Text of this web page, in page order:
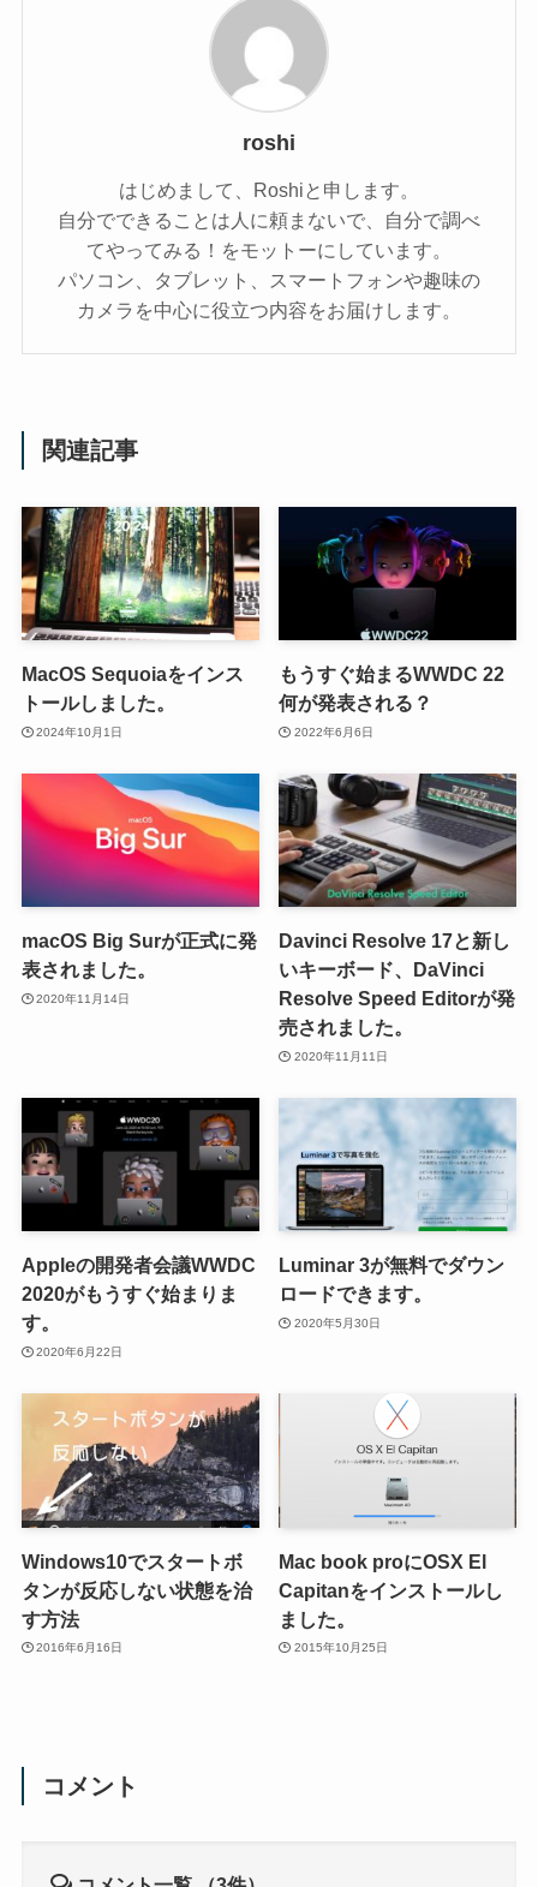
roshi
はじめまして、Roshiと申します。
自分でできることは人に頼まないで、自分で調べ
てやってみる！をモットーにしています。
パソコン、タブレット、スマートフォンや趣味の
カメラを中心に役立つ内容をお届けします。
関連記事
MacOS Sequoiaをインス
トールしました。
2024年10月1日
もうすぐ始まるWWDC 22
何が発表される？
2022年6月6日
macOS Big Surが正式に発
表されました。
2020年11月14日
Davinci Resolve 17と新し
いキーボード、DaVinci
Resolve Speed Editorが発
売されました。
2020年11月11日
Appleの開発者会議WWDC
2020がもうすぐ始まりま
す。
2020年6月22日
Luminar 3が無料でダウン
ロードできます。
2020年5月30日
Windows10でスタートボ
タンが反応しない状態を治
す方法
2016年6月16日
Mac book proにOSX El
Capitanをインストールし
ました。
2015年10月25日
コメント